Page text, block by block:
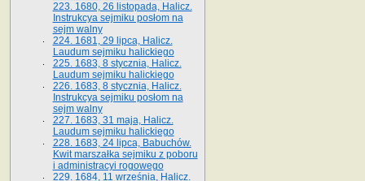
223. 1680, 26 listopada, Halicz.
Instrukcya sejmiku posłom na
sejm walny
224. 1681, 29 lipca, Halicz.
Laudum sejmiku halickiego
225. 1683, 8 stycznia, Halicz.
Laudum sejmiku halickiego
226. 1683, 8 stycznia, Halicz.
Instrukcya sejmiku posłom na
sejm walny
227. 1683, 31 maja, Halicz.
Laudum sejmiku halickiego
228. 1683, 24 lipca, Babuchów.
Kwit marszałka sejmiku z poboru
i administracyi rogowego
229. 1684, 11 września, Halicz.